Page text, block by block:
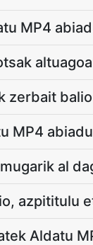
MP4
zerbait
MP4
al
azpititulu
Aldatu